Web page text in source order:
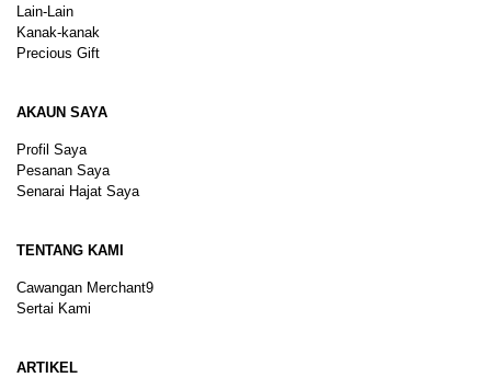
Lain-Lain
Kanak-kanak
Precious Gift
AKAUN SAYA
Profil Saya
Pesanan Saya
Senarai Hajat Saya
TENTANG KAMI
Cawangan Merchant9
Sertai Kami
ARTIKEL